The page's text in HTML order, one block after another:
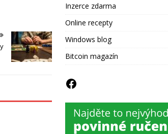
Inzerce zdarma
Online recepty
Windows blog
Bitcoin magazín